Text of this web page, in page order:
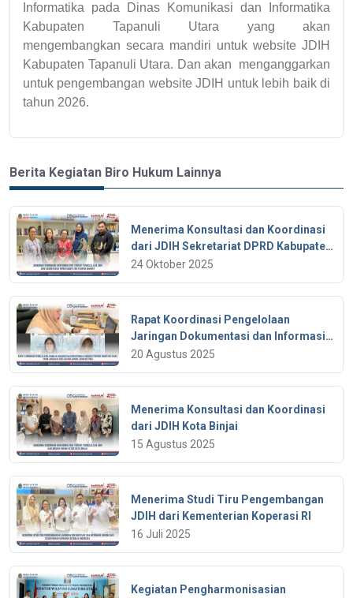
Informatika pada Dinas Komunikasi dan Informatika
Kabupaten Tapanuli Utara yang akan
mengembangkan secara mandiri untuk website JDIH
Kabupaten Tapanuli Utara. Dan akan menganggarkan
untuk pengembangan website JDIH untuk lebih baik di
tahun 2026.
Berita Kegiatan Biro Hukum Lainnya
Menerima Konsultasi dan Koordinasi
dari JDIH Sekretariat DPRD Kabupaten
Pakpak Bharat
24 Oktober 2025
Rapat Koordinasi Pengelolaan
Jaringan Dokumentasi dan lnformasi
Hukum di Provinsi Sumatera Utara
dilaksanakan secara daring (zoom
meeting)
20 Agustus 2025
Menerima Konsultasi dan Koordinasi
dari JDIH Kota Binjai
15 Agustus 2025
Menerima Studi Tiru Pengembangan
JDIH dari Kementerian Koperasi RI
16 Juli 2025
Kegiatan Pengharmonisasian